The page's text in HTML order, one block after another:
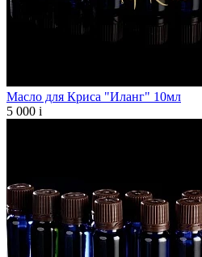
Масло для Криса "Иланг" 10мл
5 000 i